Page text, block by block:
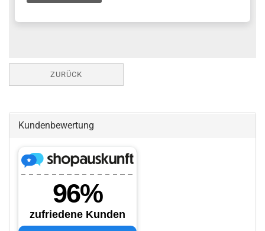
ZURÜCK
Kundenbewertung